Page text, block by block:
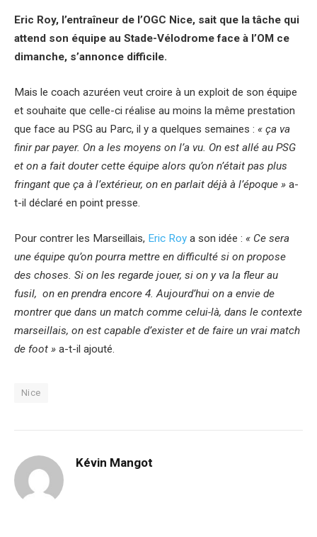
Eric Roy, l’entraîneur de l’OGC Nice, sait que la tâche qui
attend son équipe au Stade-Vélodrome face à l’OM ce
dimanche, s’annonce difficile.
Mais le coach azuréen veut croire à un exploit de son équipe
et souhaite que celle-ci réalise au moins la même prestation
que face au PSG au Parc, il y a quelques semaines : « ça va
finir par payer. On a les moyens on l’a vu. On est allé au PSG
et on a fait douter cette équipe alors qu’on n’était pas plus
fringant que ça à l’extérieur, on en parlait déjà à l’époque » a-
t-il déclaré en point presse.
Pour contrer les Marseillais, Eric Roy a son idée : « Ce sera
une équipe qu’on pourra mettre en difficulté si on propose
des choses. Si on les regarde jouer, si on y va la fleur au
fusil, on en prendra encore 4. Aujourd’hui on a envie de
montrer que dans un match comme celui-là, dans le contexte
marseillais, on est capable d’exister et de faire un vrai match
de foot » a-t-il ajouté.
Nice
Kévin Mangot